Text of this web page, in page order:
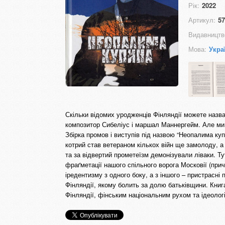
Рік: 2022
Артикул:
Мова:
Скільки відомих уродженців Фінляндії можете
композитор Сибеліус і маршал Маннергейм. Але ми
Збірка промов і виступів під назвою “Неопалима
котрий став ветераном кількох війн ще замолоду,
та за відвертий прометеїзм демонізували ліваки.
фраґметації нашого спільного ворога Московії
іредентизму з одного боку, а з іншого – пристрасні
Фінляндії, якому болить за долю батьківщини.
Фінляндії, фінським національним рухом та